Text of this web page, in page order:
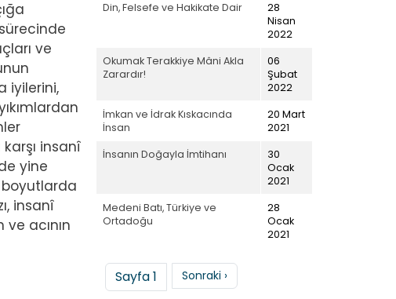
ve
iyilerini,
insanî
yine
boyutlarda
insanî
acının
Din, Felsefe ve Hakikate Dair
28
Nisan
2022
Okumak Terakkiye Mâni Akla
Zarardır!
06
Şubat
2022
İmkan ve İdrak Kıskacında
İnsan
20 Mart
2021
İnsanın Doğayla İmtihanı
30
Ocak
2021
Medeni Batı, Türkiye ve
Ortadoğu
28
Ocak
2021
Sayfalama
Sayfa 1 Sonraki sayfa
Sonraki ›